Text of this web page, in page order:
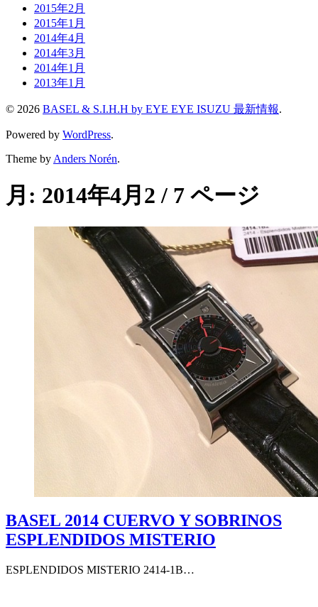
2015年2月
2015年1月
2014年4月
2014年3月
2014年1月
2013年1月
© 2026 BASEL & S.I.H.H by EYE EYE ISUZU 最新情報.
Powered by WordPress.
Theme by Anders Norén.
月: 2014年4月 2 / 7 ページ
BASEL 2014 CUERVO Y SOBRINOS
ESPLENDIDOS MISTERIO
ESPLENDIDOS MISTERIO 2414-1B…